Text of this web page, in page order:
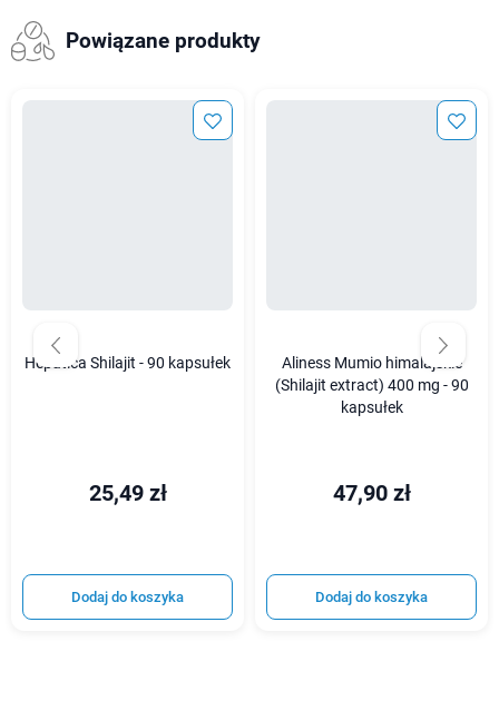
Powiązane produkty
Hepatica Shilajit - 90 kapsułek
25,49 zł
Dodaj do koszyka
Aliness Mumio himalajskie
(Shilajit extract) 400 mg - 90
kapsułek
47,90 zł
Dodaj do koszyka